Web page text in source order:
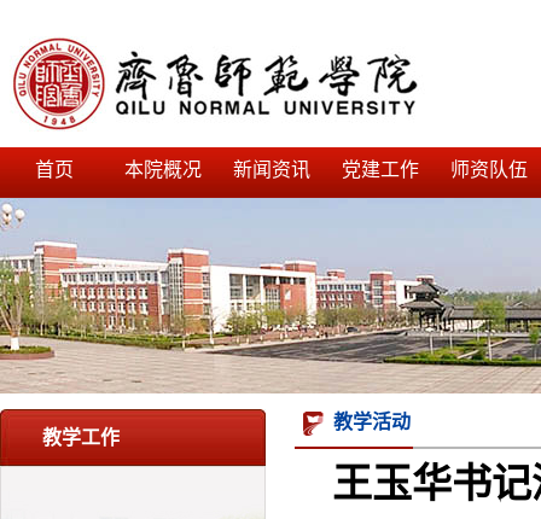
首页 本院概况 新闻资讯 党建工作 师资队伍
教学工作
教学活动
王玉华书